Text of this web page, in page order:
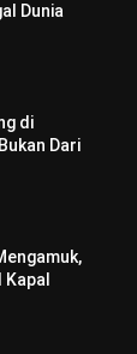
Dunia
di
Dari